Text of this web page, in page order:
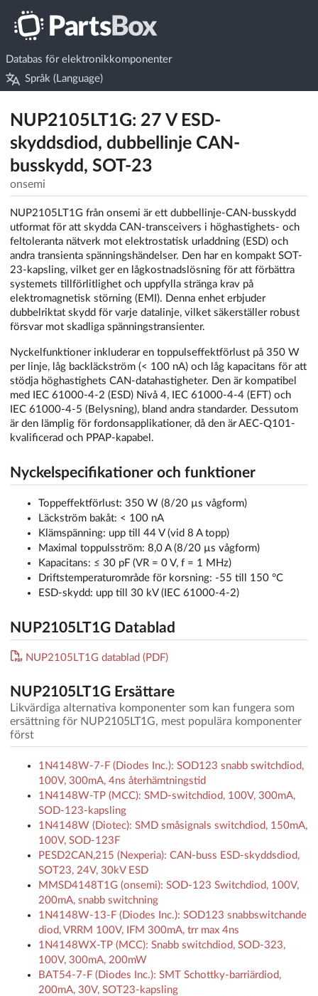
Databas för elektronikkomponenter
Språk (Language)
NUP2105LT1G: 27 V ESD-
skyddsdiod, dubbellinje CAN-
busskydd, SOT-23
onsemi
NUP2105LT1G från onsemi är ett dubbellinje-CAN-busskydd
utformat för att skydda CAN-transceivers i höghastighets- och
feltoleranta nätverk mot elektrostatisk urladdning (ESD) och
andra transienta spänningshändelser. Den har en kompakt SOT-
23-kapsling, vilket ger en lågkostnadslösning för att förbättra
systemets tillförlitlighet och uppfylla stränga krav på
elektromagnetisk störning (EMI). Denna enhet erbjuder
dubbelriktat skydd för varje datalinje, vilket säkerställer robust
försvar mot skadliga spänningstransienter.
Nyckelfunktioner inkluderar en toppulseffektförlust på 350 W
per linje, låg backläckström (< 100 nA) och låg kapacitans för att
stödja höghastighets CAN-datahastigheter. Den är kompatibel
med IEC 61000-4-2 (ESD) Nivå 4, IEC 61000-4-4 (EFT) och
IEC 61000-4-5 (Belysning), bland andra standarder. Dessutom
är den lämplig för fordonsapplikationer, då den är AEC-Q101-
kvalificerad och PPAP-kapabel.
Nyckelspecifikationer och funktioner
Toppeffektförlust: 350 W (8/20 µs vågform)
Läckström bakåt: < 100 nA
Klämspänning: upp till 44 V (vid 8 A topp)
Maximal toppulsström: 8,0 A (8/20 µs vågform)
Kapacitans: ≤ 30 pF (VR = 0 V, f = 1 MHz)
Driftstemperaturområde för korsning: -55 till 150 °C
ESD-skydd: upp till 30 kV (IEC 61000-4-2)
NUP2105LT1G Datablad
NUP2105LT1G datablad (PDF)
NUP2105LT1G Ersättare
Likvärdiga alternativa komponenter som kan fungera som
ersättning för NUP2105LT1G, mest populära komponenter
först
1N4148W-7-F (Diodes Inc.): SOD123 snabb switchdiod,
100V, 300mA, 4ns återhämtningstid
1N4148W-TP (MCC): SMD-switchdiod, 100V, 300mA,
SOD-123-kapsling
1N4148W (Diotec): SMD småsignals switchdiod, 150mA,
100V, SOD-123F
PESD2CAN,215 (Nexperia): CAN-buss ESD-skyddsdiod,
SOT23, 24V, 30kV ESD
MMSD4148T1G (onsemi): SOD-123 Switchdiod, 100V,
200mA, snabb switchning
1N4148W-13-F (Diodes Inc.): SOD123 snabbswitchande
diod, VRRM 100V, IFM 300mA, trr max 4ns
1N4148WX-TP (MCC): Snabb switchdiod, SOD-323,
100V, 300mA, 200mW
BAT54-7-F (Diodes Inc.): SMT Schottky-barriärdiod,
200mA, 30V, SOT23-kapsling